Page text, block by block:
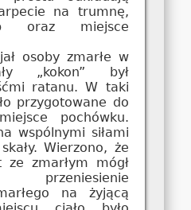
na trumnę,
oraz miejsce
osoby zmarłe w
„kokon” był
ratanu. W taki
przygotowane do
pochówku.
wspólnymi siłami
Wierzono, że
ze zmarłym mógł
przeniesienie
na żyjącą